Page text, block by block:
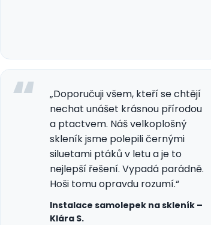
„Doporučuji všem, kteří se chtějí
nechat unášet krásnou přírodou
a ptactvem. Náš velkoplošný
skleník jsme polepili černými
siluetami ptáků v letu a je to
nejlepší řešení. Vypadá parádně.
Hoši tomu opravdu rozumí.“
Instalace samolepek na skleník –
Klára S.